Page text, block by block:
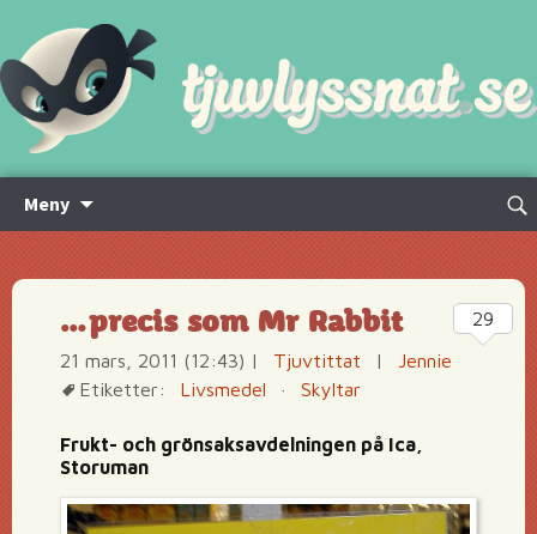
Meny
innehåll
Sök
…precis som Mr Rabbit
21 mars, 2011 (12:43) | Tjuvtittat |
Jennie
Etiketter:
Livsmedel · Skyltar
Frukt- och grönsaksavdelningen på Ica,
Storuman
29